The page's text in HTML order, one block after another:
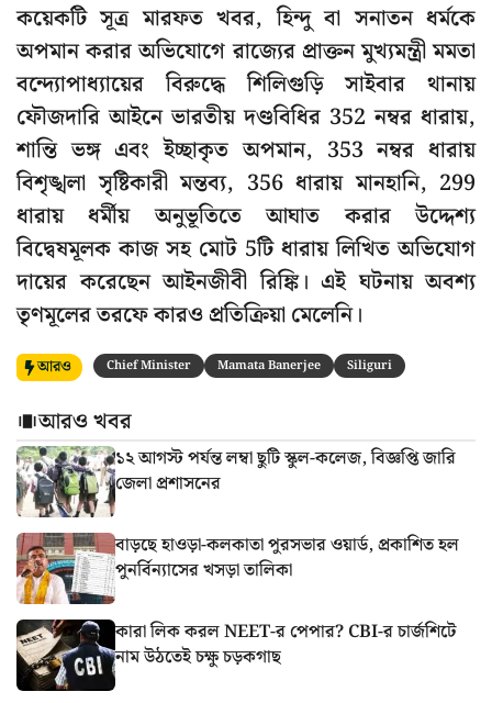
কয়েকটি সূত্র মারফত খবর, হিন্দু বা সনাতন ধর্মকে
অপমান করার অভিযোগে রাজ্যের প্রাক্তন মুখ্যমন্ত্রী মমতা
বন্দ্যোপাধ্যায়ের বিরুদ্ধে শিলিগুড়ি সাইবার থানায়
ফৌজদারি আইনে ভারতীয় দণ্ডবিধির 352 নম্বর ধারায়,
শান্তি ভঙ্গ এবং ইচ্ছাকৃত অপমান, 353 নম্বর ধারায়
বিশৃঙ্খলা সৃষ্টিকারী মন্তব্য, 356 ধারায় মানহানি, 299
ধারায় ধর্মীয় অনুভূতিতে আঘাত করার উদ্দেশ্য
বিদ্বেষমূলক কাজ সহ মোট 5টি ধারায় লিখিত অভিযোগ
দায়ের করেছেন আইনজীবী রিঙ্কি। এই ঘটনায় অবশ্য
তৃণমূলের তরফে কারও প্রতিক্রিয়া মেলেনি।
আরও Chief Minister Mamata Banerjee Siliguri
আরও খবর
১২ আগস্ট পর্যন্ত লম্বা ছুটি স্কুল-কলেজ, বিজ্ঞপ্তি জারি
জেলা প্রশাসনের
বাড়ছে হাওড়া-কলকাতা পুরসভার ওয়ার্ড, প্রকাশিত হল
পুনর্বিন্যাসের খসড়া তালিকা
কারা লিক করল NEET-র পেপার? CBI-র চার্জশিটে
নাম উঠতেই চক্ষু চড়কগাছ